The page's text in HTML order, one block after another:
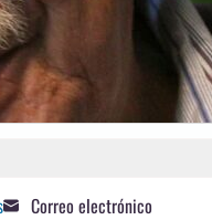
Correo electrónico